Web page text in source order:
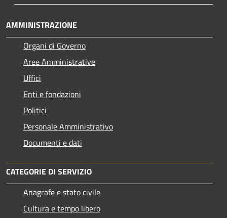
AMMINISTRAZIONE
Organi di Governo
Aree Amministrative
Uffici
Enti e fondazioni
Politici
Personale Amministrativo
Documenti e dati
CATEGORIE DI SERVIZIO
Anagrafe e stato civile
Cultura e tempo libero